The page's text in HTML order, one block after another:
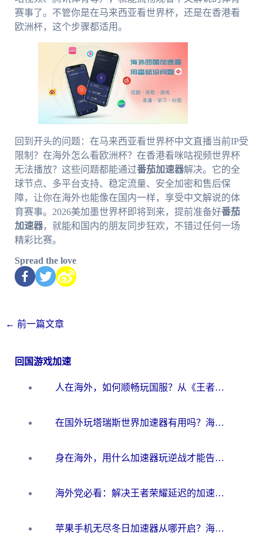
赛事了。不管你是在马来西亚看世界杯，还是在香港看
欧洲杯，这个步骤都适用。
回到开头的问题：在马来西亚看世界杯中文直播当前IP受
限制？在海外怎么看欧洲杯？在香港看咪咕视频世界杯
无法播放？这些问题都能通过番茄加速器解决。它的全
球节点、多平台支持、稳定流量、安全加密和售后保
障，让你在海外也能像在国内一样，享受中文解说的体
育赛事。2026美加墨世界杯即将到来，提前准备好番茄
加速器，就能和国内的朋友同步狂欢，不错过任何一场
精彩比赛。
Spread the love
← 前一篇文章
回国游戏加速
人在海外，如何顺畅玩国服？从《王者荣耀》到《云图计划》的加速器终极指南
在国外玩塔瑞斯世界加速器有用吗？海外玩家亲测后的真实答案
身在海外，用什么加速器玩逆战才能告别延迟？
海外党必看：解决王者荣耀延迟的加速器终极指南——从EVE到猫和老鼠，一个工具全搞定
苹果手机无尽冬日加速器从哪开启？海外玩家的冬日生存指南